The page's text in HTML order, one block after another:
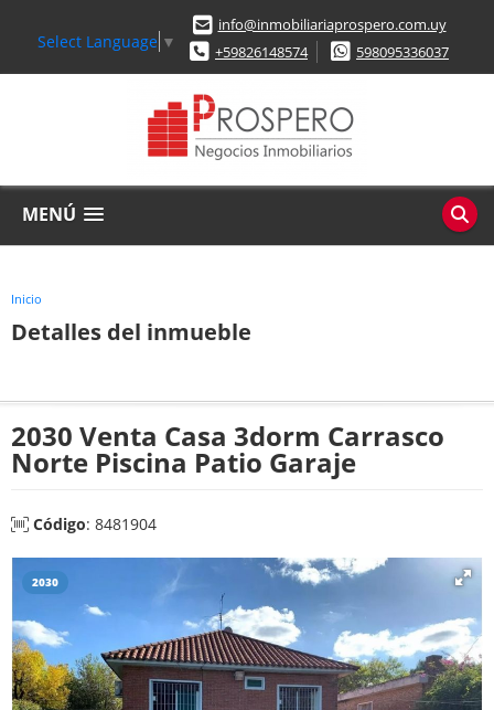
Select Language ▼
info@inmobiliariaprospero.com.uy
+59826148574
598095336037
MENÚ
Inicio
Detalles del inmueble
2030 Venta Casa 3dorm Carrasco
Norte Piscina Patio Garaje
Código: 8481904
2030